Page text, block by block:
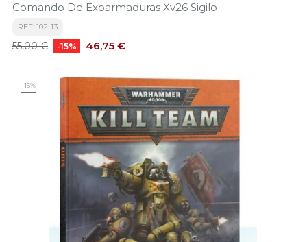
Comando De Exoarmaduras Xv26 Sigilo
REF: 102-13
Precio
55,00 € -15% Precio
46,75 €
-15%